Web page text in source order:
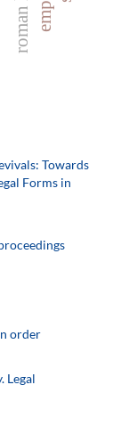
Towards
Forms in
order
Legal